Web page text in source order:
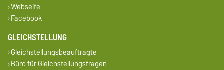
Webseite
Facebook
GLEICHSTELLUNG
Gleichstellungsbeauftragte
Büro für Gleichstellungsfragen